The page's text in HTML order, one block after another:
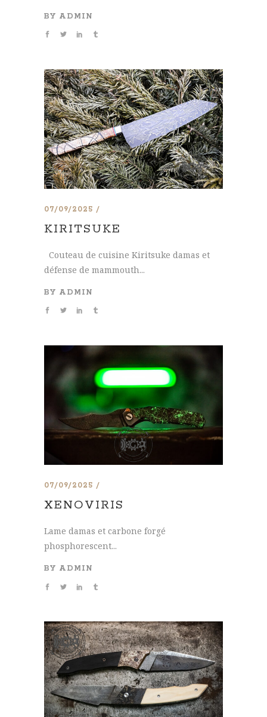
BY ADMIN
07/09/2025
KIRITSUKE
Couteau de cuisine Kiritsuke damas et
défense de mammouth...
BY ADMIN
07/09/2025
XENOVIRIS
Lame damas et carbone forgé
phosphorescent...
BY ADMIN